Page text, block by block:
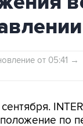
от 05:41 →
по